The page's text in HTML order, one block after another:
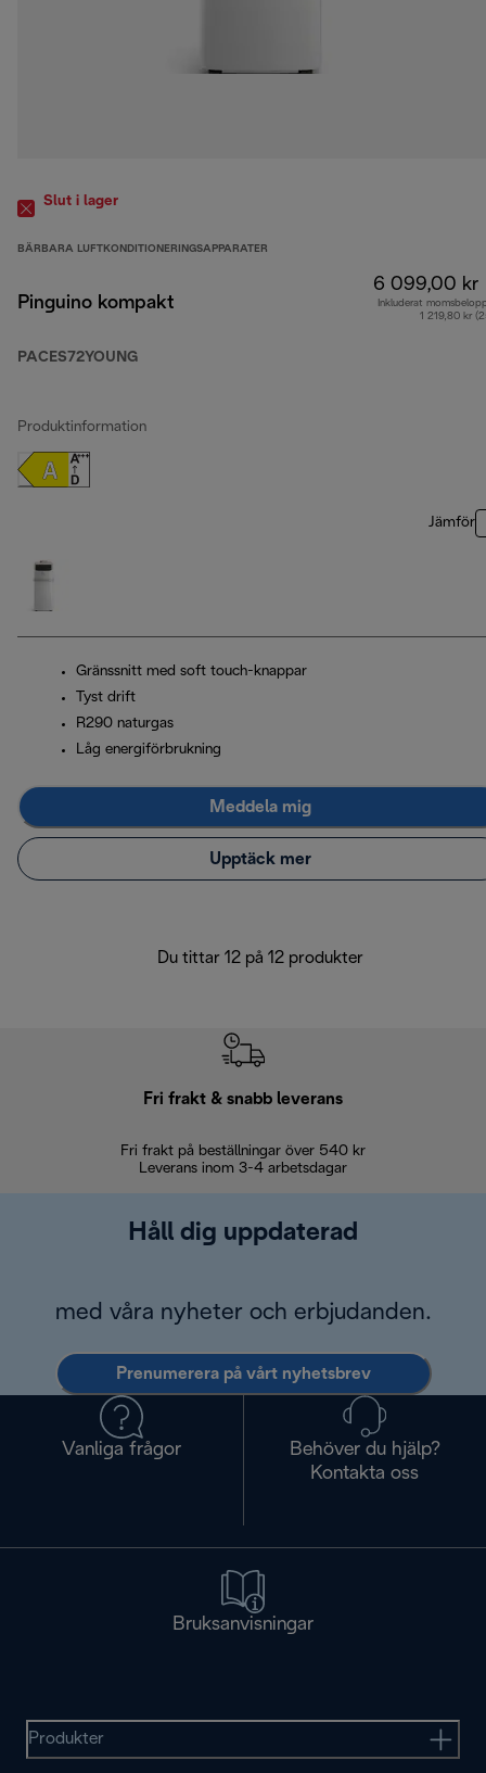
Slut i lager
BÄRBARA LUFTKONDITIONERINGSAPPARATER
Pinguino kompakt
PACES72YOUNG
6 099,00 kr
Inkluderat
1 219,80 kr
Produktinformation
Jämför
Gränssnitt med soft touch-knappar
Tyst drift
R290 naturgas
Låg energiförbrukning
Meddela mig
Upptäck mer
Du tittar 12 på 12 produkter
Fri frakt & snabb leverans
Fri frakt på beställningar över 540 kr
Leverans inom 3-4 arbetsdagar
Håll dig uppdaterad
med våra nyheter och erbjudanden.
Prenumerera på vårt nyhetsbrev
Vanliga frågor
Behöver du hjälp?
Kontakta oss
Bruksanvisningar
Produkter